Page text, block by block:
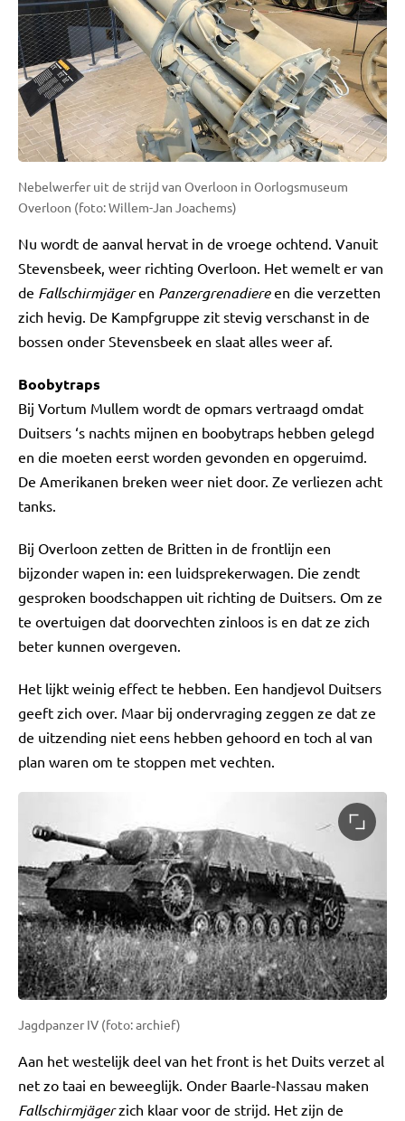
Nebelwerfer uit de strijd van Overloon in Oorlogsmuseum
Overloon (foto: Willem-Jan Joachems)
Nu wordt de aanval hervat in de vroege ochtend. Vanuit
Stevensbeek, weer richting Overloon. Het wemelt er van
de Fallschirmjägeren Panzergrenadiereen die verzetten
zich hevig. De Kampfgruppe zit stevig verschanst in de
bossen onder Stevensbeek en slaat alles weer af.
Boobytraps
Bij Vortum Mullem wordt de opmars vertraagd omdat
Duitsers ‘s nachts mijnen en boobytraps hebben gelegd
en die moeten eerst worden gevonden en opgeruimd.
De Amerikanen breken weer niet door. Ze verliezen acht
tanks.
Bij Overloon zetten de Britten in de frontlijn een
bijzonder wapen in: een luidsprekerwagen. Die zendt
gesproken boodschappen uit richting de Duitsers. Om ze
te overtuigen dat doorvechten zinloos is en dat ze zich
beter kunnen overgeven.
Het lijkt weinig effect te hebben. Een handjevol Duitsers
geeft zich over. Maar bij ondervraging zeggen ze dat ze
de uitzending niet eens hebben gehoord en toch al van
plan waren om te stoppen met vechten.
Jagdpanzer IV (foto: archief)
Aan het westelijk deel van het front is het Duits verzet al
net zo taai en beweeglijk. Onder Baarle-Nassau maken
Fallschirmjägerzich klaar voor de strijd. Het zijn de